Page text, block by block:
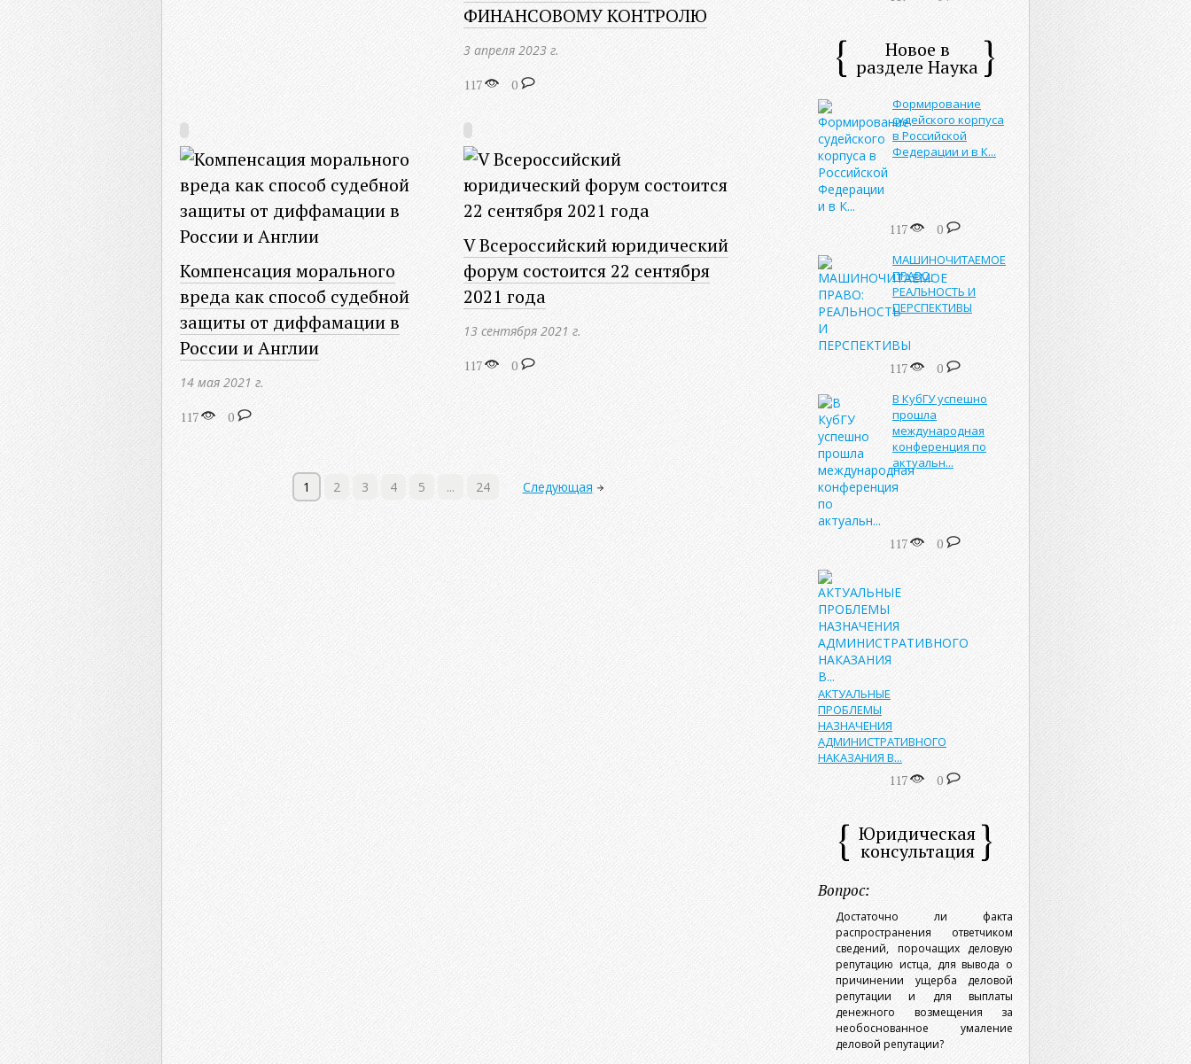
ФИНАНСОВОМУ КОНТРОЛЮ
3 апреля 2023 г.
117 0
Компенсация морального
вреда как способ судебной
защиты от диффамации в
России и Англии
14 мая 2021 г.
117 0
V Всероссийский юридический
форум состоится 22 сентября
2021 года
13 сентября 2021 г.
117 0
1 2 3 4 5 ... 24 Следующая
Новое в
разделе Наука
Формирование
судейского корпуса
в Российской
Федерации и в К...
117 0
МАШИНОЧИТАЕМОЕ
ПРАВО:
РЕАЛЬНОСТЬ И
ПЕРСПЕКТИВЫ
117 0
В КубГУ успешно
прошла
международная
конференция по
актуальн...
117 0
АКТУАЛЬНЫЕ
ПРОБЛЕМЫ
НАЗНАЧЕНИЯ
АДМИНИСТРАТИВНОГО
НАКАЗАНИЯ В...
117 0
Юридическая
консультация
Вопрос:
Достаточно ли факта
распространения ответчиком
сведений, порочащих деловую
репутацию истца, для вывода о
причинении ущерба деловой
репутации и для выплаты
денежного возмещения за
необоснованное умаление
деловой репутации?